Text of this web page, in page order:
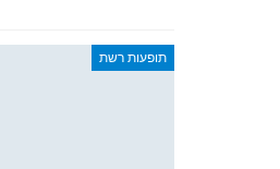
תופעות רשת